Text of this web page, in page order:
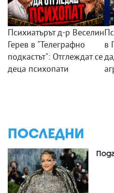
Психиатърът д-р Веселин
Герев в "Телеграфно
подкастът": Отглеждат се
деца психопати
в
ПОСЛЕДНИ